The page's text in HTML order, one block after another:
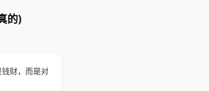
的)
财，而是对